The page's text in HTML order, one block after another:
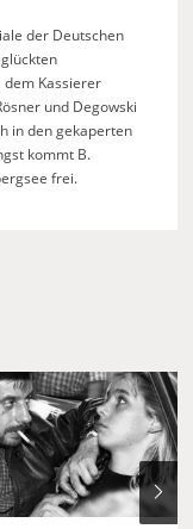
der Deutschen
Kassierer
und Degowski
in den gekaperten
kommt B.
frei.